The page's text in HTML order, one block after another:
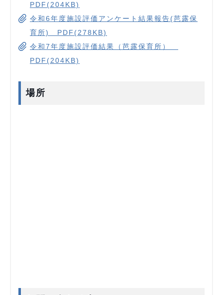
PDF(204KB)
令和6年度施設評価アンケート結果報告(芭露保
育所) PDF(278KB)
令和7年度施設評価結果（芭露保育所）
PDF(204KB)
場所